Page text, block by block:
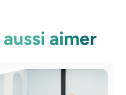
aussi aimer